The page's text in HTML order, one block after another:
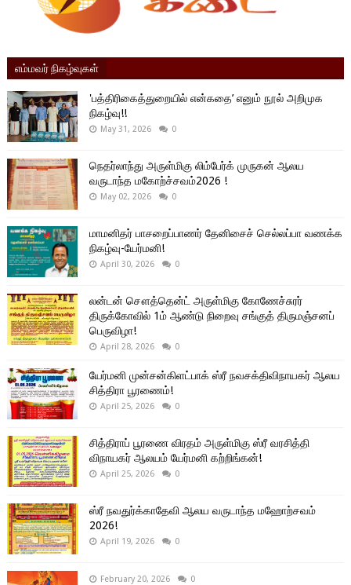
எம்மவர் நிகழ்வுகள்
'பத்திரிகைத்துறையில் என்கதை’ எனும் நூல் அறிமுக
நிகழ்வு!!
May 31, 2026 0
நெதர்லாந்து அருள்மிகு லிம்பேர்க் முருகன் ஆலய
வருடாந்த மகோற்ச்சவம்2026 !
May 02, 2026 0
மாமனிதர் பாசறைப்பாணர் தேனிசைச் செல்லப்பா வணக்க
நிகழ்வு-யேர்மனி!
April 30, 2026 0
லன்டன் சௌத்தென்ட் அருள்மிகு கோணேச்சுரர்
திருக்கோவில் 1ம் ஆண்டு நிறைவு சங்குத் திருமஞ்சனப்
பெருவிழா!
April 28, 2026 0
யேர்மனி முன்சன்கிளட்பாக் ஸ்ரீ நவசக்திவிநாயகர் ஆலய
சித்திரா பூரணைம்!
April 25, 2026 0
சித்திராப் பூரணை விரதம் அருள்மிகு ஸ்ரீ வரசித்தி
விநாயகர் ஆலயம் யேர்மனி கற்றிங்கன்!
April 25, 2026 0
ஸ்ரீ நவதுர்க்காதேவி ஆலய வருடாந்த மஹோற்சவம்
2026!
April 19, 2026 0
February 20, 2026 0